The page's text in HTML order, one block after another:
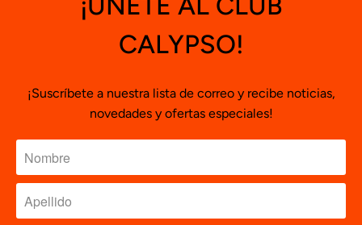
CALYPSO!
¡Suscríbete a nuestra lista de correo y recibe noticias,
novedades y ofertas especiales!